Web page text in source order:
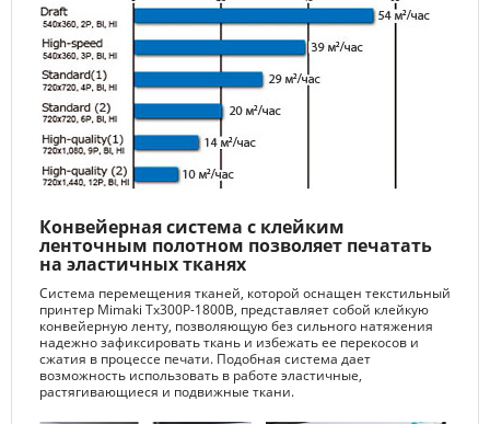
Конвейерная система с клейким
ленточным полотном позволяет печатать
на эластичных тканях
Система перемещения тканей, которой оснащен текстильный
принтер Mimaki Tх300Р-1800B, представляет собой клейкую
конвейерную ленту, позволяющую без сильного натяжения
надежно зафиксировать ткань и избежать ее перекосов и
сжатия в процессе печати. Подобная система дает
возможность использовать в работе эластичные,
растягивающиеся и подвижные ткани.